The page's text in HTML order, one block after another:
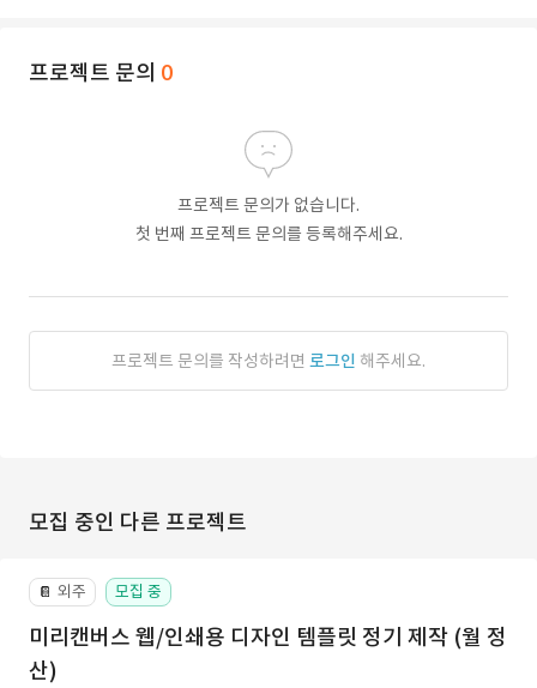
프로젝트 문의 0
프로젝트 문의가 없습니다.
첫 번째 프로젝트 문의를 등록해주세요.
프로젝트 문의를 작성하려면 로그인 해주세요.
모집 중인 다른 프로젝트
📔 외주 모집 중
미리캔버스 웹/인쇄용 디자인 템플릿 정기 제작 (월 정
산)